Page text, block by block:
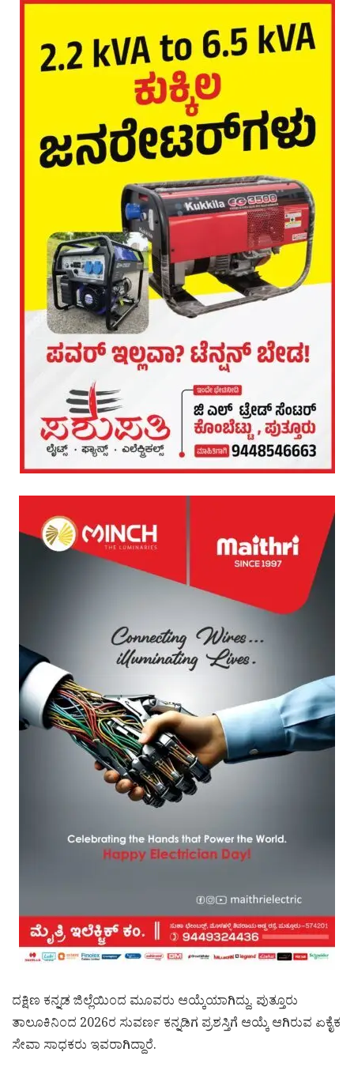
ದಕ್ಷಿಣ ಕನ್ನಡ ಜಿಲ್ಲೆಯಿಂದ ಮೂವರು ಆಯ್ಕೆಯಾಗಿದ್ದು, ಪುತ್ತೂರು
ತಾಲೂಕಿನಿಂದ 2026ರ ಸುವರ್ಣ ಕನ್ನಡಿಗ ಪ್ರಶಸ್ತಿಗೆ ಆಯ್ಕೆ ಆಗಿರುವ ಏಕೈಕ
ಸೇವಾ ಸಾಧಕರು ಇವರಾಗಿದ್ದಾರೆ.